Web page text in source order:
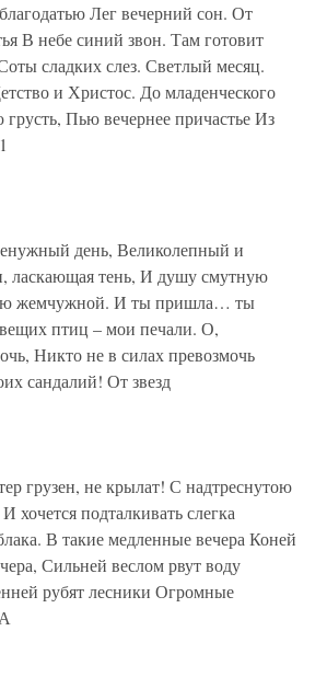
Лег вечерний сон. От
В небе синий звон. Там готовит
сладких слез. Светлый месяц.
и Христос. До младенческого
Пью вечернее причастье Из
день, Великолепный и
тень, И душу смутную
жемчужной. И ты пришла… ты
птиц – мои печали. О,
Никто не в силах превозмочь
сандалий! От звезд
грузен, не крылат! С надтреснутою
хочется подталкивать слегка
В такие медленные вечера Коней
Сильней веслом рвут воду
рубят лесники Огромные